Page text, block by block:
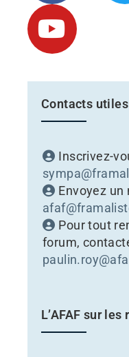
Contacts utiles
Inscrivez-
Envoyez un
Pour tout
forum,
L’AFAF sur